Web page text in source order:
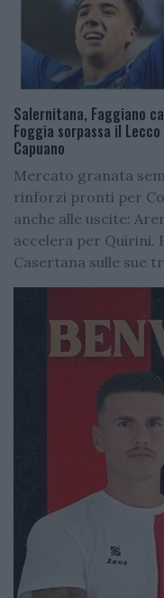
Salernitana, Faggiano
Foggia sorpassa il
Capuano
Mercato granata
rinforzi pronti per
anche alle uscite:
accelera per Quirini.
Casertana sulle sue